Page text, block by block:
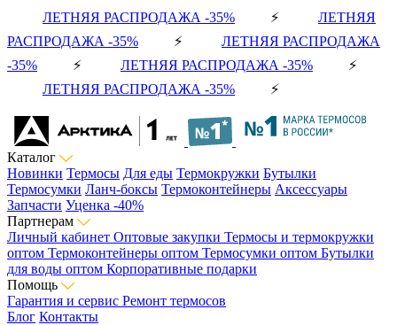
ЛЕТНЯЯ РАСПРОДАЖА -35% ⚡ ЛЕТНЯЯ
РАСПРОДАЖА -35% ⚡ ЛЕТНЯЯ РАСПРОДАЖА
-35% ⚡ ЛЕТНЯЯ РАСПРОДАЖА -35% ⚡
ЛЕТНЯЯ РАСПРОДАЖА -35% ⚡
Каталог
Новинки Термосы Для еды Термокружки Бутылки
Термосумки Ланч-боксы Термоконтейнеры Аксессуары
Запчасти Уценка -40%
Партнерам
Личный кабинет Оптовые закупки Термосы и термокружки
оптом Термоконтейнеры оптом Термосумки оптом Бутылки
для воды оптом Корпоративные подарки
Помощь
Гарантия и сервис Ремонт термосов
Блог Контакты